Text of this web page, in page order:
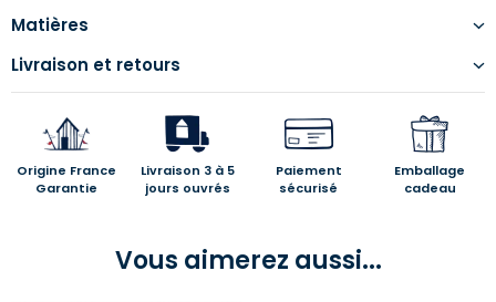
Matières
Livraison et retours
Origine France
Garantie
Livraison 3 à 5
jours ouvrés
Paiement
sécurisé
Emballage
cadeau
Vous aimerez aussi...